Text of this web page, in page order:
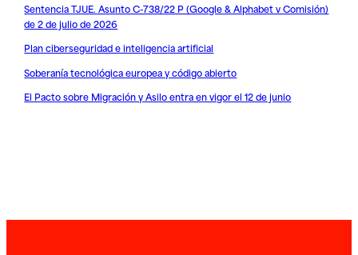
Sentencia TJUE. Asunto C-738/22 P (Google & Alphabet v Comisión)
de 2 de julio de 2026
Plan ciberseguridad e inteligencia artificial
Soberanía tecnológica europea y código abierto
El Pacto sobre Migración y Asilo entra en vigor el 12 de junio